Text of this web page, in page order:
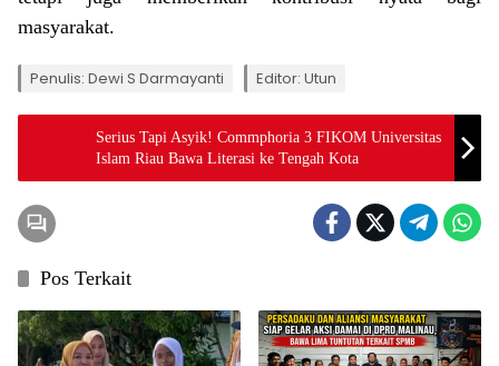
masyarakat.
Penulis: Dewi S Darmayanti Editor: Utun
Serius Tapi Asyik! Commphoria 3 FIKOM Universitas
Islam Riau Bawa Literasi ke Tengah Kota
Pos Terkait